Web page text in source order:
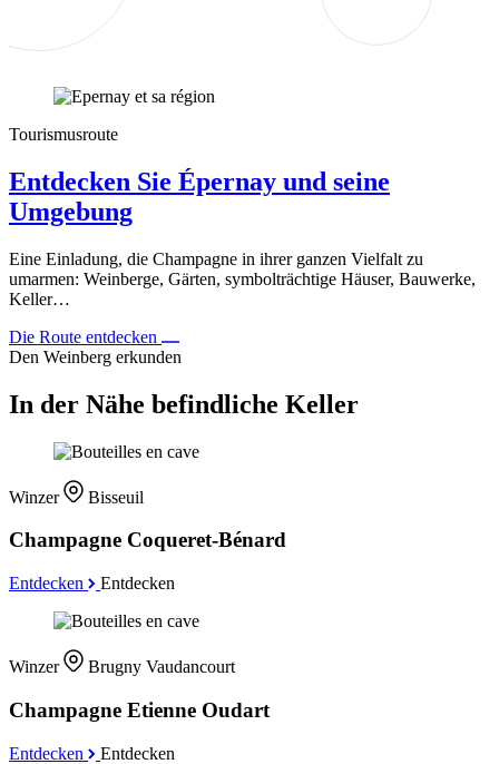
Tourismusroute
Entdecken Sie Épernay und seine
Umgebung
Eine Einladung, die Champagne in ihrer ganzen Vielfalt zu
umarmen: Weinberge, Gärten, symbolträchtige Häuser, Bauwerke,
Keller…
Die Route entdecken
Den Weinberg erkunden
In der Nähe befindliche Keller
Winzer Bisseuil
Champagne Coqueret-Bénard
Entdecken Entdecken
Winzer Brugny Vaudancourt
Champagne Etienne Oudart
Entdecken Entdecken